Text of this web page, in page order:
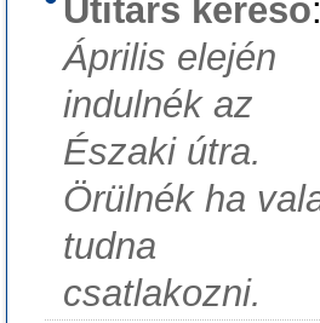
Útitárs kereső:
Április elején
indulnék az
Északi útra.
Örülnék ha
tudna
csatlakozni.